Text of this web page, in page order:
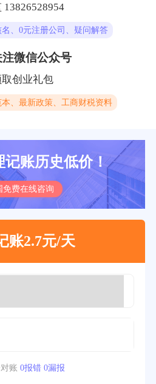
13826528954
名、0元注册公司、疑问解答
注微信公众号
取创业礼包
、最新政策、工商财税资料
记账历史低价！
免费在线咨询
账2.7元/天
账 0报错 0漏报